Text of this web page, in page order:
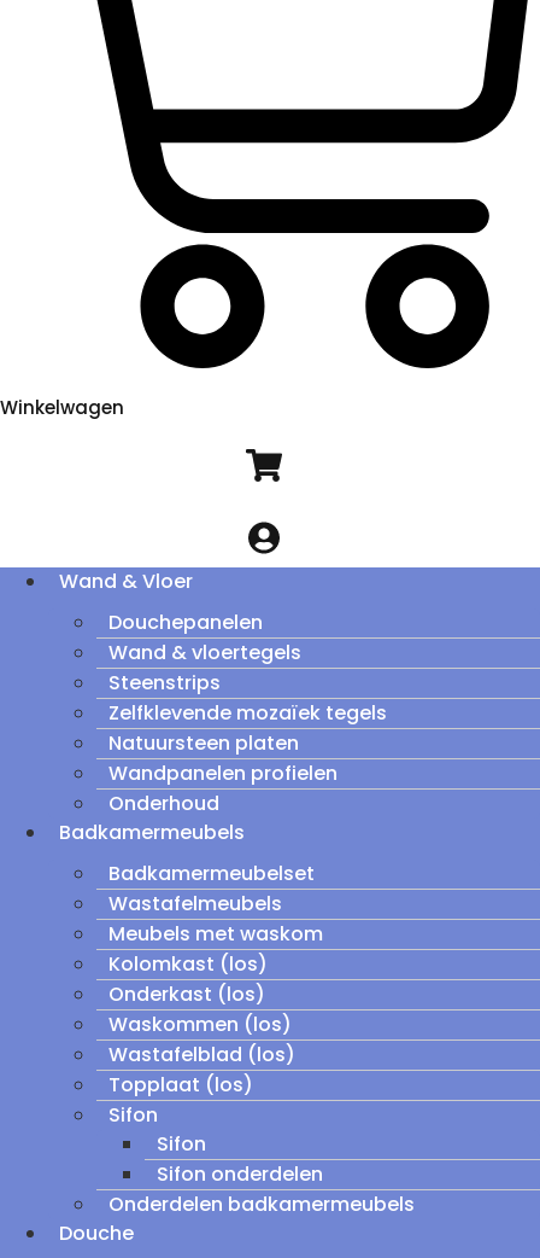
Winkelwagen
Wand & Vloer
Douchepanelen
Wand & vloertegels
Steenstrips
Zelfklevende mozaïek tegels
Natuursteen platen
Wandpanelen profielen
Onderhoud
Badkamermeubels
Badkamermeubelset
Wastafelmeubels
Meubels met waskom
Kolomkast (los)
Onderkast (los)
Waskommen (los)
Wastafelblad (los)
Topplaat (los)
Sifon
Sifon
Sifon onderdelen
Onderdelen badkamermeubels
Douche